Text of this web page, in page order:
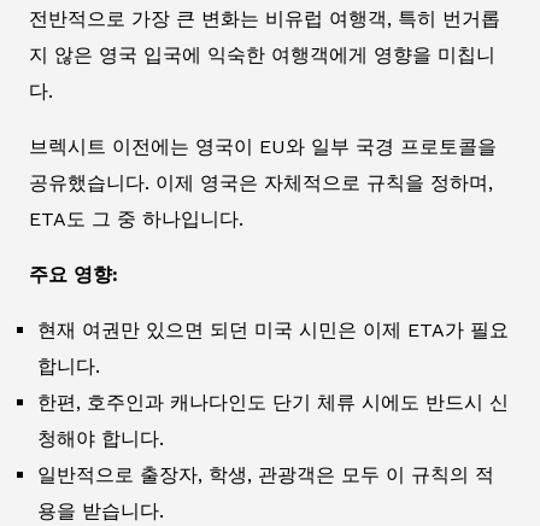
전반적으로 가장 큰 변화는 비유럽 여행객, 특히 번거롭
지 않은 영국 입국에 익숙한 여행객에게 영향을 미칩니
다.
브렉시트 이전에는 영국이 EU와 일부 국경 프로토콜을
공유했습니다. 이제 영국은 자체적으로 규칙을 정하며,
ETA도 그 중 하나입니다.
주요 영향:
현재 여권만 있으면 되던 미국 시민은 이제 ETA가 필요
합니다.
한편, 호주인과 캐나다인도 단기 체류 시에도 반드시 신
청해야 합니다.
일반적으로 출장자, 학생, 관광객은 모두 이 규칙의 적
용을 받습니다.